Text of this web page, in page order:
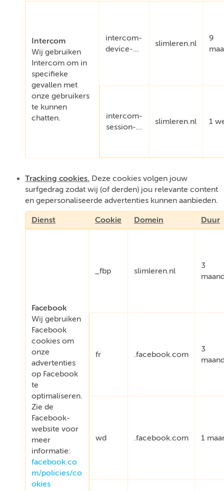
Intercom
Wij gebruiken
Intercom om in
specifieke
gevallen met
onze gebruikers
te kunnen
chatten.
intercom-
device-...
slimleren.nl
9
intercom-
session-...
slimleren.nl 1
Tracking cookies. Deze cookies volgen jouw
surfgedrag zodat wij (of derden) jou relevante content
en gepersonaliseerde advertenties kunnen aanbieden.
Dienst Cookie Domein Duur
Facebook
Wij gebruiken
Facebook
cookies om
onze
advertenties
op Facebook
te
optimaliseren.
Zie de
Facebook-
website voor
meer
informatie:
facebook.co
m/policies/co
okies
_fbp slimleren.nl
3
fr .facebook.com
3
wd .facebook.com 1